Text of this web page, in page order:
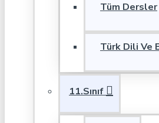
Tüm Dersler
Türk Dili Ve
11.Sınıf